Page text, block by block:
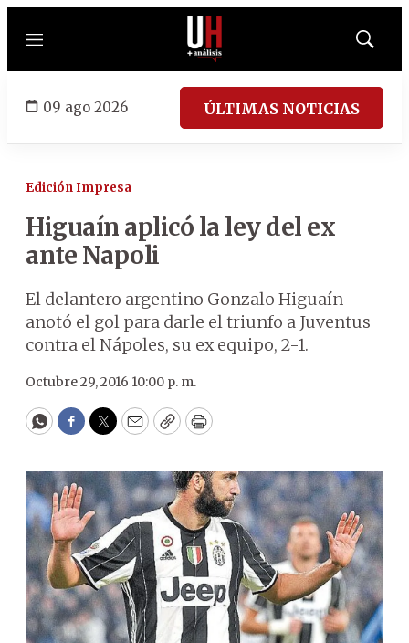
Menú
Mostrar
09 ago 2026 ÚLTIMAS NOTICIAS
Edición Impresa
Higuaín aplicó la ley del ex
ante Napoli
El delantero argentino Gonzalo Higuaín
anotó el gol para darle el triunfo a Juventus
contra el Nápoles, su ex equipo, 2-1.
Octubre 29, 2016 10:00 p. m.
WhatsApp
Facebook
Twitter
EmailCopyPrint